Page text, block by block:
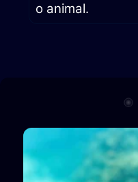
o animal.